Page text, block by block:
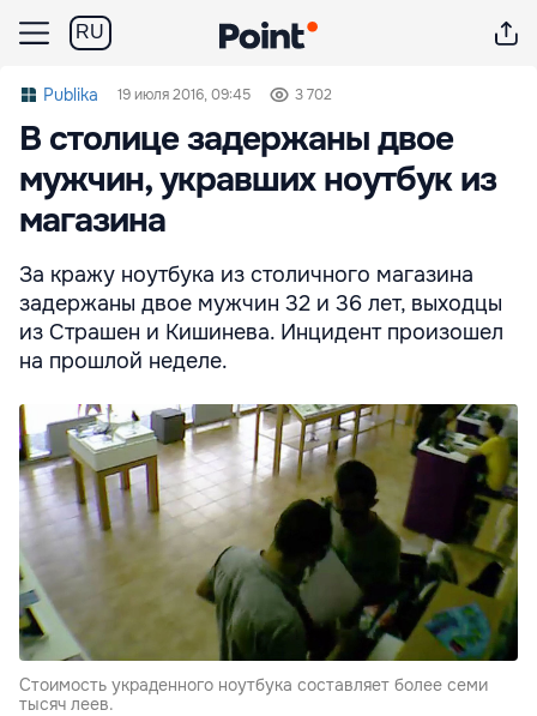
RU
Publika 19 июля 2016, 09:45 3 702
В столице задержаны двое
мужчин, укравших ноутбук из
магазина
За кражу ноутбука из столичного магазина
задержаны двое мужчин 32 и 36 лет, выходцы
из Страшен и Кишинева. Инцидент произошел
на прошлой неделе.
Стоимость украденного ноутбука составляет более семи
тысяч леев.